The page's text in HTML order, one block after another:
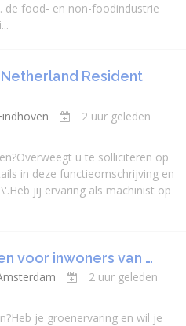
de food- en non-foodindustrie
Resident
2 uur geleden
u te solliciteren op
in deze functieomschrijving en
jij ervaring als machinist op
voor inwoners van …
2 uur geleden
je groenervaring en wil je